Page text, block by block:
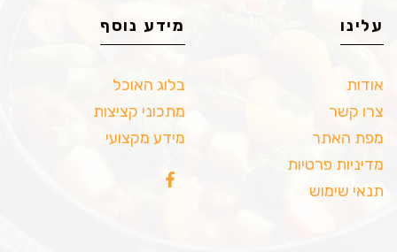
עלינו
אודות
צרו קשר
מפת האתר
מדיניות פרטיות
תנאי שימוש
מידע נוסף
בלוג האוכל
מתכוני קציצות
מידע מקצועי